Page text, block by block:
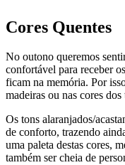
Cores Quentes
No outono queremos
confortável para receber
ficam na memória. Por
madeiras ou nas cores
Os tons alaranjados/
de conforto, trazendo
uma paleta destas cores,
também ser cheia de